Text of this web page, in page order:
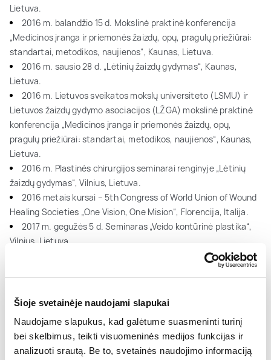
Šioje svetainėje naudojami slapukai
Naudojame slapukus, kad galėtume suasmeninti turinį
bei skelbimus, teikti visuomeninės medijos funkcijas ir
analizuoti srautą. Be to, svetainės naudojimo informaciją
Lietuva.
2016 m. balandžio 15 d. Mokslinė praktinė konferencija
„Medicinos įranga ir priemonės žaizdų, opų, pragulų priežiūrai:
standartai, metodikos, naujienos“, Kaunas, Lietuva.
2016 m. sausio 28 d. „Lėtinių žaizdų gydymas“, Kaunas,
Lietuva.
2016 m. Lietuvos sveikatos mokslų universiteto (LSMU) ir
Lietuvos žaizdų gydymo asociacijos (LŽGA) mokslinė praktinė
konferencija „Medicinos įranga ir priemonės žaizdų, opų,
pragulų priežiūrai: standartai, metodikos, naujienos“, Kaunas,
Lietuva.
2016 m. Plastinės chirurgijos seminarai renginyje „Lėtinių
žaizdų gydymas“, Vilnius, Lietuva.
2016 metais kursai – 5th Congress of World Union of Wound
Healing Societies „One Vision, One Mision“, Florencija, Italija.
2017 m. gegužės 5 d. Seminaras „Veido kontūrinė plastika“,
Vilnius, Lietuva.
2017 m. balandžio 21 d. Mokslinė praktinė konferencija
„Vistabel usage for face rejuvenation“, Vilnius, Lietuva.
veido injekcijos“, Druskininkai, Lietuva.
2017 m. „Veido kontūrinė plastika“, Vilnius, Lietuva.
2018 m. spalio 11 d. Seminaras „VISTABEL CLINICAL DATA.